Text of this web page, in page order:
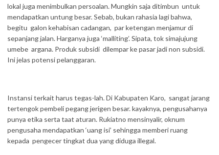
lokal juga menimbulkan persoalan. Mungkin saja ditimbun untuk
mendapatkan untung besar. Sebab, bukan rahasia lagi bahwa,
begitu galon kehabisan cadangan, par ketengan menjamur di
sepanjang jalan. Harganya juga ‘malliting’. Sipata, tok simajujung
umebe argana. Produk subsidi dilempar ke pasar jadi non subsidi.
Ini jelas potensi pelanggaran.
Instansi terkait harus tegas-lah. Di Kabupaten Karo, sangat jarang
tertengok pembeli pegang jerigen besar. kayaknya, pengusahanya
punya etika serta taat aturan. Rukiatno mensinyalir, oknum
pengusaha mendapatkan ‘uang isi’ sehingga memberi ruang
kepada pengecer tingkat dua yang diduga illegal.